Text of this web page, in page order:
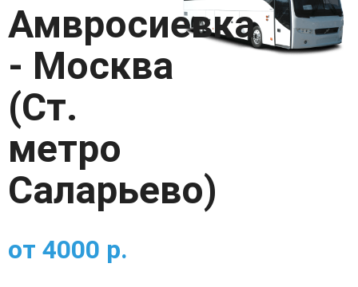
Амвросиевка
- Москва
(Ст.
метро
Саларьево)
от 4000 р.